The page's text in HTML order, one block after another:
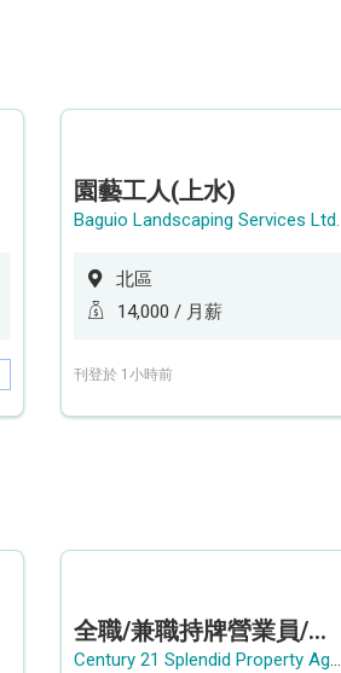
園藝工人(上水)
Baguio Landscaping Services Ltd.
北區
14,000 / 月薪
刊登於 1小時前
全職/兼職持牌營業員/持牌地產代理
Century 21 Splendid Property Agency